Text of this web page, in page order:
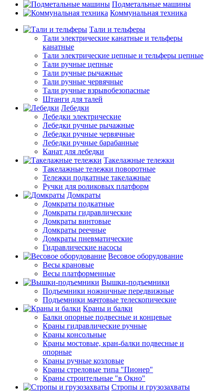
Подметальные машины
Коммунальная техника
Тали и тельферы
Тали электрические канатные и тельферы
канатные
Тали электрические цепные и тельферы цепные
Тали ручные цепные
Тали ручные рычажные
Тали ручные червячные
Тали ручные взрывобезопасные
Штанги для талей
Лебедки
Лебедки электрические
Лебедки ручные рычажные
Лебедки ручные червячные
Лебедки ручные барабанные
Канат для лебедки
Такелажные тележки
Такелажные тележки поворотные
Тележки подкатные такелажные
Ручки для роликовых платформ
Домкраты
Домкраты подкатные
Домкраты гидравлические
Домкраты винтовые
Домкраты реечные
Домкраты пневматические
Гидравлические насосы
Весовое оборудование
Весы крановые
Весы платформенные
Вышки-подъемники
Подъемники ножничные передвижные
Подъемники мачтовые телескопические
Краны и балки
Балки опорные подвесные и концевые
Краны гидравлические ручные
Краны консольные
Краны мостовые, кран-балки подвесные и
опорные
Краны ручные козловые
Краны стреловые типа "Пионер"
Краны строительные "в Окно"
Стропы и грузозахваты